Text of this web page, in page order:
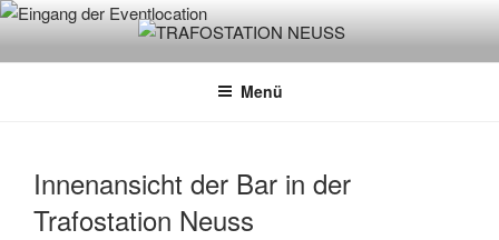
Zum
springenTRAFOSTATION NEUSS
Biergarten und Eventlocation. Dein Feierabend- Biergarten und
Mietlocation für Hochzeitsfeiern, Geburtstage, Firmen- oder
Weihnachtsfeiern.
Menü
Innenansicht der Bar in der
Trafostation Neuss